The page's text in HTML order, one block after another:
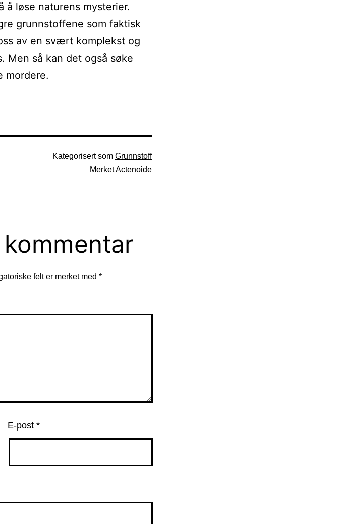
å løse naturens mysterier.
grunnstoffene som faktisk
av en svært komplekst og
Men så kan det også søke
mordere.
Kategorisert som Grunnstoff
MerketActenoide
felt er merket med *
E-post *